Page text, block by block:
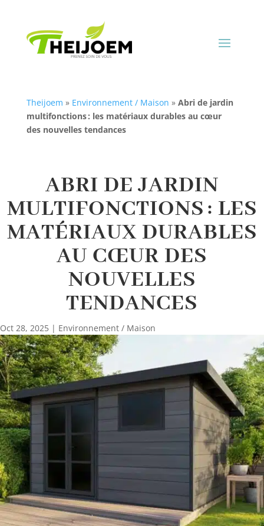
Theijoem » Environnement / Maison » Abri de jardin
multifonctions : les matériaux durables au cœur
des nouvelles tendances
ABRI DE JARDIN
MULTIFONCTIONS : LES
MATÉRIAUX DURABLES
AU CŒUR DES
NOUVELLES
TENDANCES
Oct 28, 2025 | Environnement / Maison